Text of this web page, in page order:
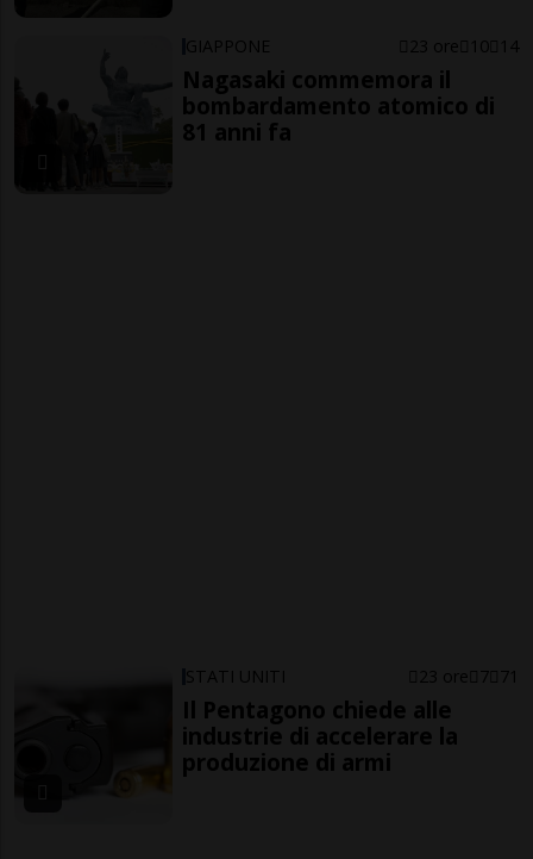
GIAPPONE 23 ore 10 14
Nagasaki commemora il
bombardamento atomico di
81 anni fa
STATI UNITI 23 ore 7 71
Il Pentagono chiede alle
industrie di accelerare la
produzione di armi